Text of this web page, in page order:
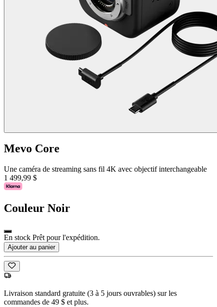
Mevo Core
Une caméra de streaming sans fil 4K avec objectif interchangeable
1 499,99 $
Couleur Noir
En stock Prêt pour l'expédition.
Ajouter au panier
Livraison standard gratuite (3 à 5 jours ouvrables) sur les
commandes de 49 $ et plus.